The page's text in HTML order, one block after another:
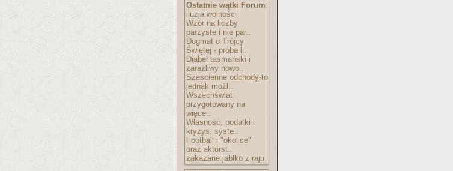
Ostatnie wątki Forum:
iluzja wolności
Wzór na liczby
parzyste i nie par..
Dogmat o Trójcy
Świętej - próba l..
Diabeł tasmański i
zaraźliwy nowo..
Sześcienne odchody-to
jednak możl..
Wszechświat
przygotowany na
więce..
Własność, podatki i
kryzys: syste..
Football i "okolice"
oraz aktorst..
zakazane jabłko z raju